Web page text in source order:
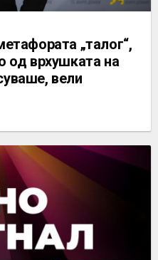
„талог“,
од врхушката на
вели